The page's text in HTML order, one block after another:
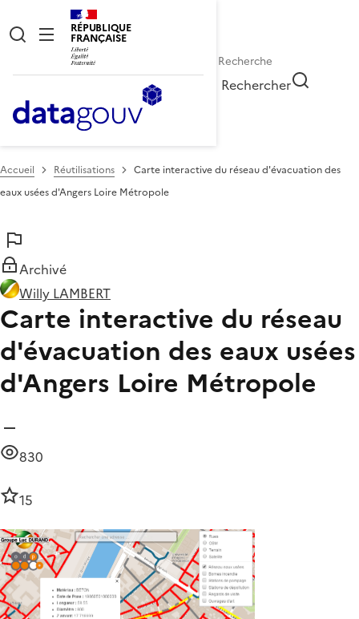
RÉPUBLIQUE
FRANÇAISE
Rechercher
Accueil Réutilisations
Carte interactive du réseau d'évacuation des
eaux usées d'Angers Loire Métropole
Archivé
Willy LAMBERT
Carte interactive du réseau
d'évacuation des eaux usées
d'Angers Loire Métropole
830
15